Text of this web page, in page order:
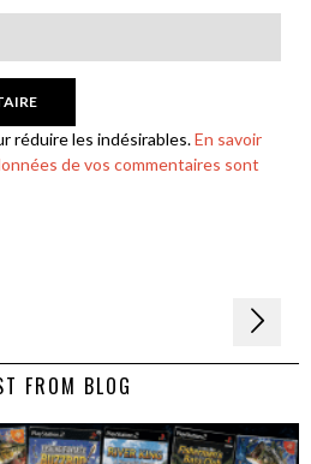
réduire les indésirables.En savoir
de vos commentaires sont
FROM BLOG